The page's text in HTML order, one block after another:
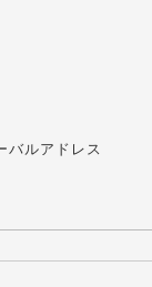
ルアドレス